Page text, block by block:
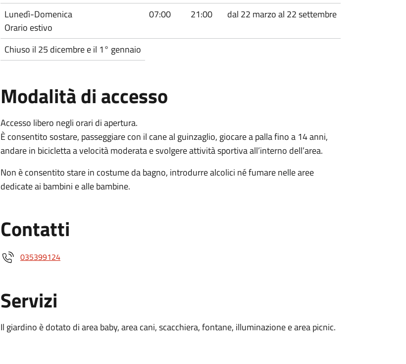
Lunedì-Domenica
Orario estivo
07:00 21:00 dal 22 marzo al 22 settembre
Chiuso il 25 dicembre e il 1° gennaio
Modalità di accesso
Accesso libero negli orari di apertura.
È consentito sostare, passeggiare con il cane al guinzaglio, giocare a palla fino a 14 anni,
andare in bicicletta a velocità moderata e svolgere attività sportiva all’interno dell’area.
Non è consentito stare in costume da bagno, introdurre alcolici né fumare nelle aree
dedicate ai bambini e alle bambine.
Contatti
035399124
Servizi
Il giardino è dotato di area baby, area cani, scacchiera, fontane, illuminazione e area picnic.